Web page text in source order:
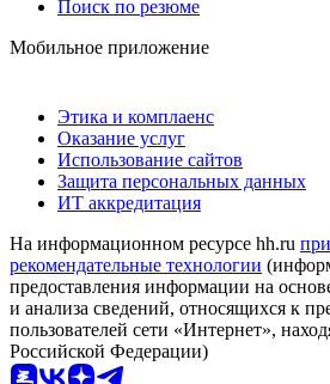
Поиск по резюме
Мобильное приложение
Этика и комплаенс
Оказание услуг
Использование сайтов
Защита персональных данных
ИТ аккредитация
На информационном ресурсе hh.ru
рекомендательные технологии
предоставления информации на
и анализа сведений, относящихся к
пользователей сети «Интернет»,
Российской Федерации)